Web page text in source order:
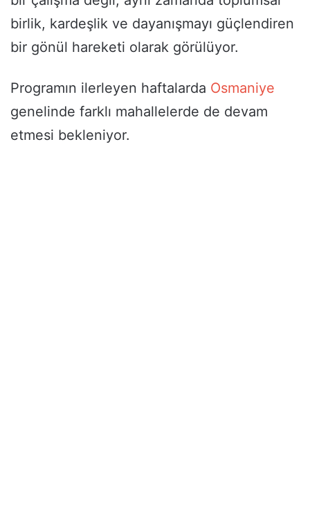
birlik, kardeşlik ve dayanışmayı güçlendiren
bir gönül hareketi olarak görülüyor.
Programın ilerleyen haftalarda Osmaniye
genelinde farklı mahallelerde de devam
etmesi bekleniyor.